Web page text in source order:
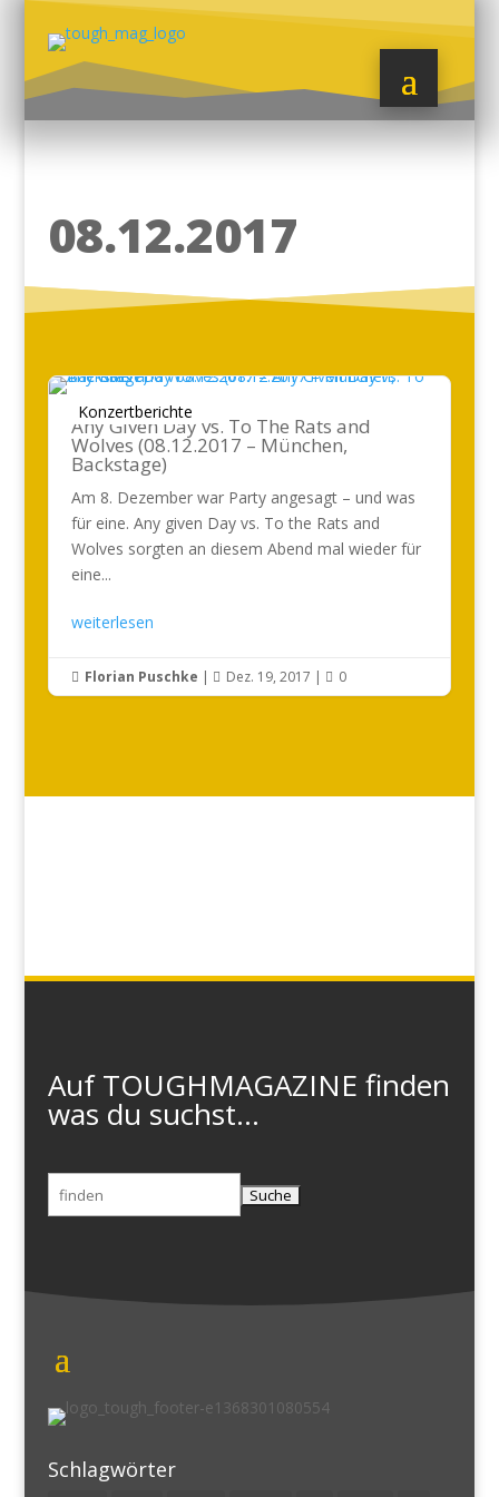
08.12.2017
Konzertberichte
Any Given Day vs. To The Rats and
Wolves (08.12.2017 – München,
Backstage)
Am 8. Dezember war Party angesagt – und was
für eine. Any given Day vs. To the Rats and
Wolves sorgten an diesem Abend mal wieder für
eine...
weiterlesen
 Florian Puschke |  Dez. 19, 2017 |  0
Auf TOUGHMAGAZINE finden
was du suchst...
Suchen
nach:
Schlagwörter